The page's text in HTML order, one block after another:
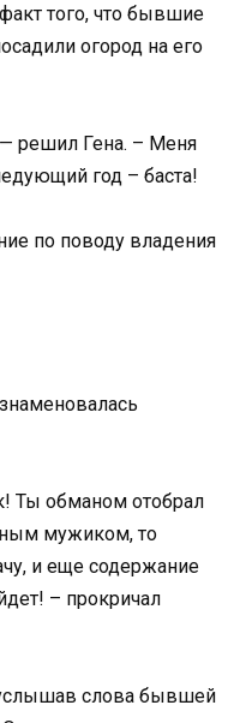
того, что бывшие
огород на его
— решил Гена. – Меня
год – баста!
по поводу владения
Ты обманом отобрал
мужиком, то
и еще содержание
– прокричал
слова бывшей